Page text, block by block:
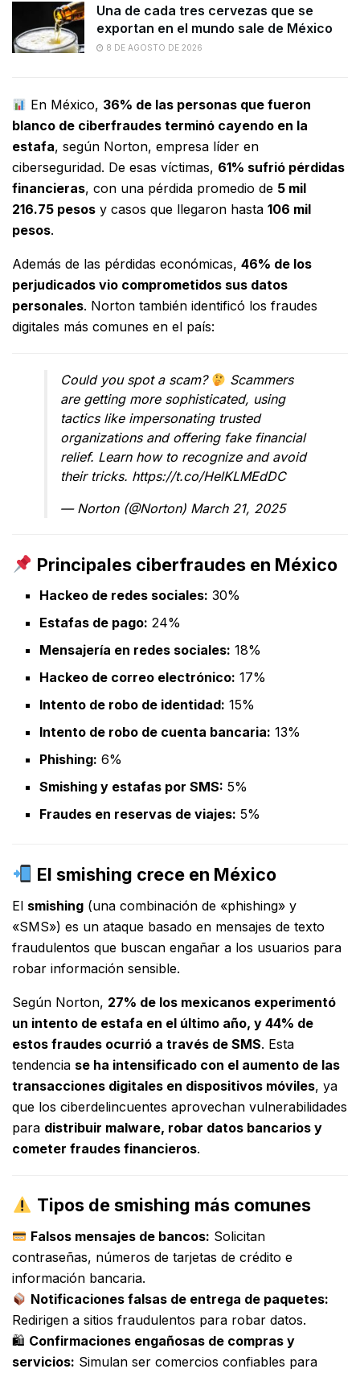
Una de cada tres cervezas que se
exportan en el mundo sale de México
8 DE AGOSTO DE 2026
En México, 36% de las personas que fueron
blanco de ciberfraudes terminó cayendo en la
estafa, según Norton, empresa líder en
ciberseguridad. De esas víctimas, 61% sufrió pérdidas
financieras, con una pérdida promedio de 5 mil
216.75 pesos y casos que llegaron hasta 106 mil
pesos.
Además de las pérdidas económicas, 46% de los
perjudicados vio comprometidos sus datos
personales. Norton también identificó los fraudes
digitales más comunes en el país:
Could you spot a scam?
Scammers
are getting more sophisticated, using
tactics like impersonating trusted
organizations and offering fake financial
relief. Learn how to recognize and avoid
their tricks. https://t.co/HelKLMEdDC
— Norton (@Norton) March 21, 2025
Principales ciberfraudes en México
Hackeo de redes sociales: 30%
Estafas de pago: 24%
Mensajería en redes sociales: 18%
Hackeo de correo electrónico: 17%
Intento de robo de identidad: 15%
Intento de robo de cuenta bancaria: 13%
Phishing: 6%
Smishing y estafas por SMS: 5%
Fraudes en reservas de viajes: 5%
El smishing crece en México
El smishing (una combinación de «phishing» y
«SMS») es un ataque basado en mensajes de texto
fraudulentos que buscan engañar a los usuarios para
robar información sensible.
Según Norton, 27% de los mexicanos experimentó
un intento de estafa en el último año, y 44% de
estos fraudes ocurrió a través de SMS. Esta
tendencia se ha intensificado con el aumento de las
transacciones digitales en dispositivos móviles, ya
que los ciberdelincuentes aprovechan vulnerabilidades
para distribuir malware, robar datos bancarios y
cometer fraudes financieros.
Tipos de smishing más comunes
Falsos mensajes de bancos: Solicitan
contraseñas, números de tarjetas de crédito e
información bancaria.
Notificaciones falsas de entrega de paquetes:
Redirigen a sitios fraudulentos para robar datos.
🛍 Confirmaciones engañosas de compras y
servicios: Simulan ser comercios confiables para